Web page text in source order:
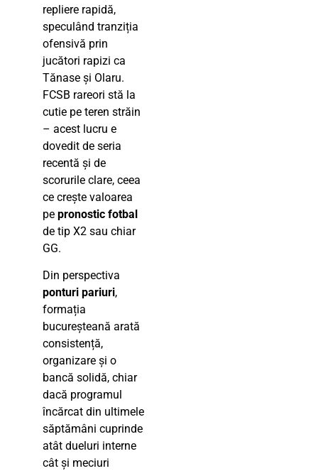
repliere rapidă,
speculând tranziția
ofensivă prin
jucători rapizi ca
Tănase și Olaru.
FCSB rareori stă la
cutie pe teren străin
– acest lucru e
dovedit de seria
recentă și de
scorurile clare, ceea
ce crește valoarea
pe pronostic fotbal
de tip X2 sau chiar
GG.
Din perspectiva
ponturi pariuri,
formația
bucureșteană arată
consistență,
organizare și o
bancă solidă, chiar
dacă programul
încărcat din ultimele
săptămâni cuprinde
atât dueluri interne
cât și meciuri